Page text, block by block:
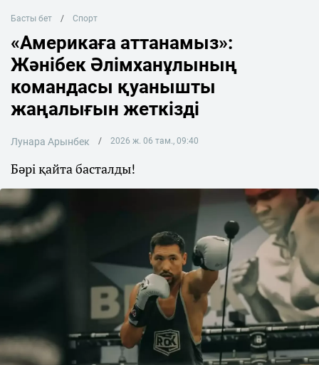
Басты бет Спорт
«Америкаға аттанамыз»:
Жәнібек Әлімханұлының
командасы қуанышты
жаңалығын жеткізді
Лунара Арынбек 2026 ж. 06 там., 09:40
Бәрі қайта басталды!